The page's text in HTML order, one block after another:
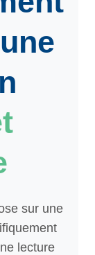
sur une
lecture